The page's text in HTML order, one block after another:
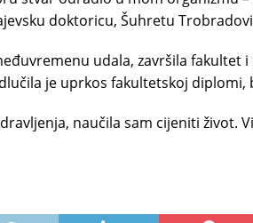
doktoricu, Šuhretu
udala, završila fakultet
je uprkos fakultetskoj diplomi,
naučila sam cijeniti život.